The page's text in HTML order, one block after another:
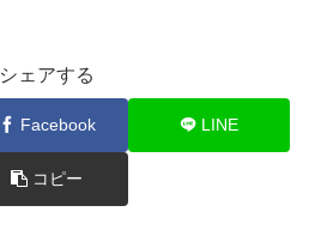
シェアする
Facebook LINE
コピー